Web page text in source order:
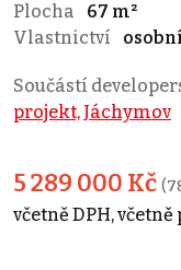
Plocha
67 m²
Vlastnictví
osobní
Součástí
projekt, Jáchymov
5 289 000 Kč
včetně DPH,